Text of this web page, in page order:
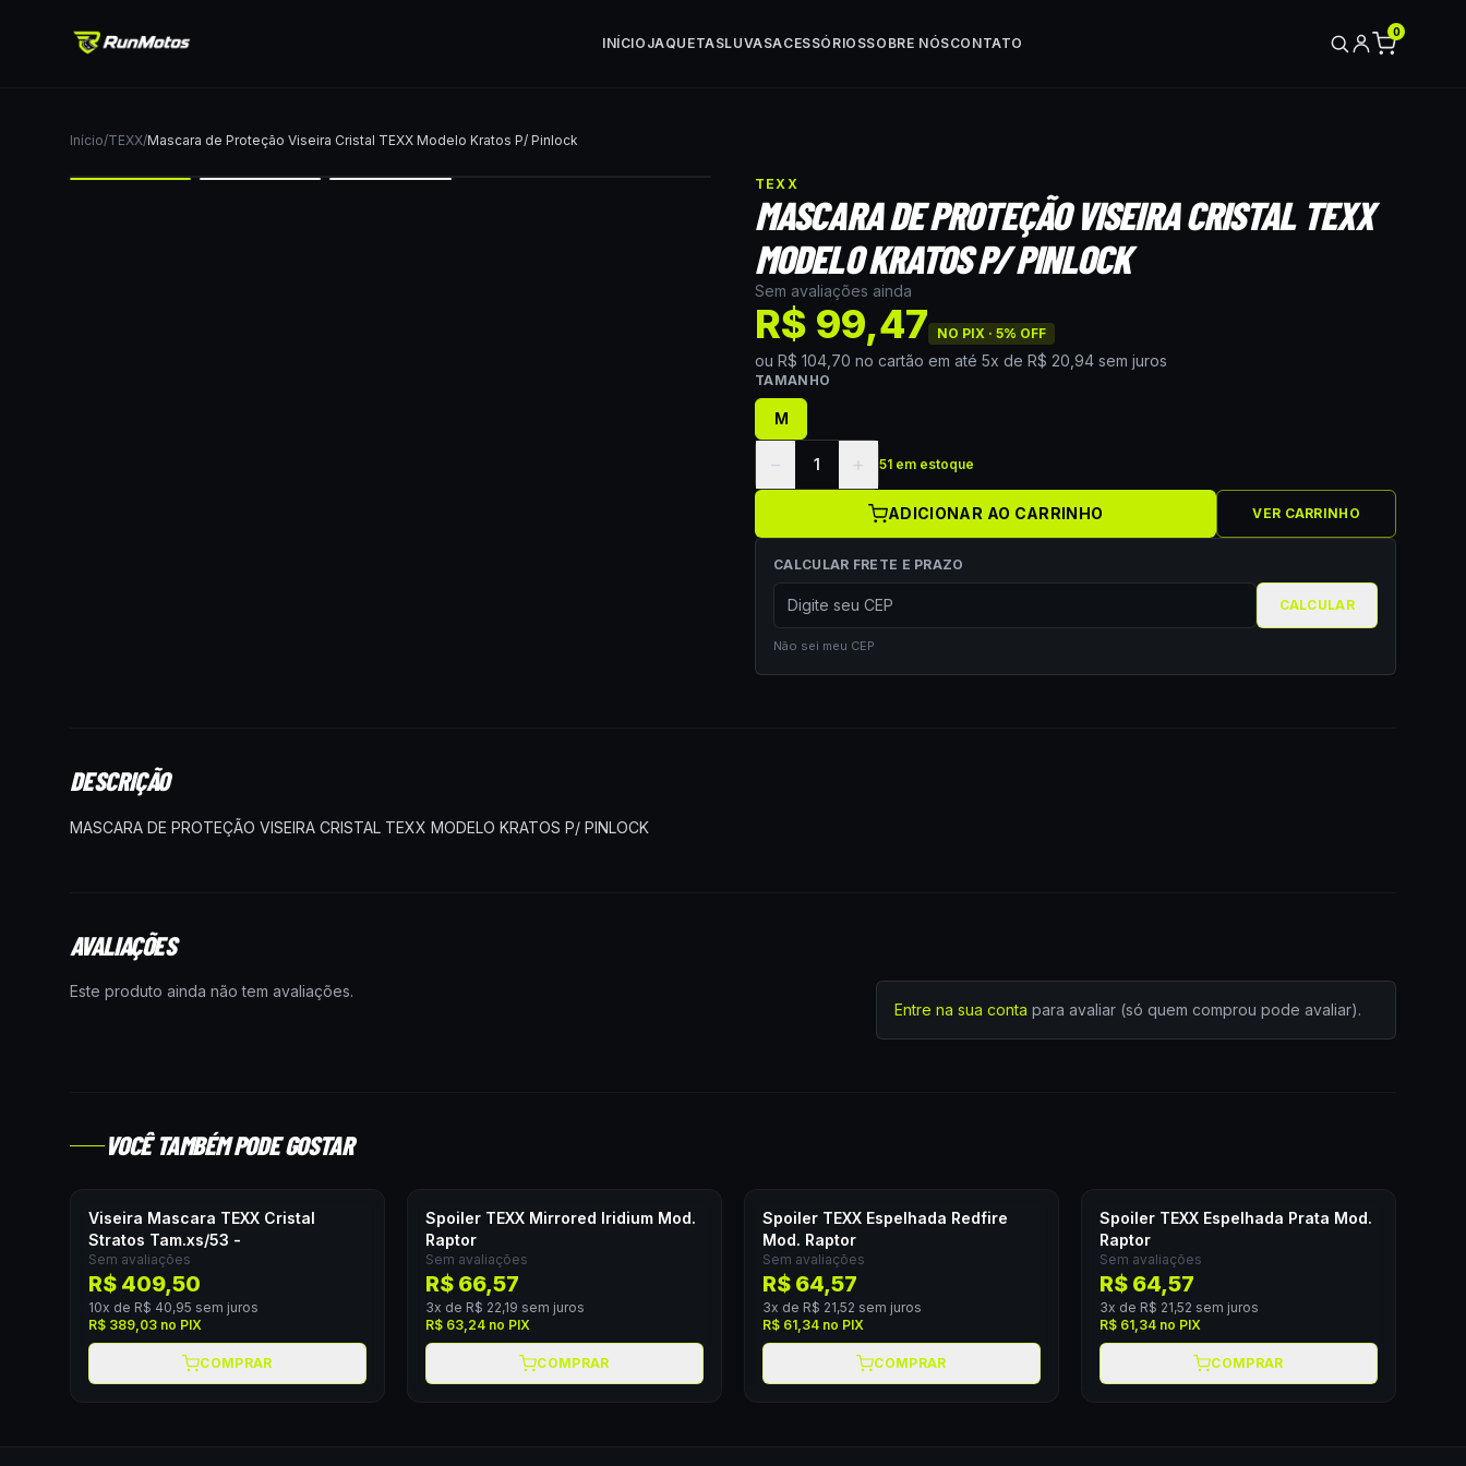
INÍCIO JAQUETASLUVASACESSÓRIOSSOBRE NÓSCONTATO
0
Início/TEXX/Mascara de Proteção Viseira Cristal TEXX Modelo Kratos P/ Pinlock
TEXX
MASCARA DE PROTEÇÃO VISEIRA CRISTAL TEXX
MODELO KRATOS P/ PINLOCK
Sem avaliações ainda
R$ 99,47 NO PIX · 5% OFF
ou R$ 104,70 no cartão em até 5x de R$ 20,94 sem juros
TAMANHO
M
− 1 + 51 em estoque
ADICIONAR AO CARRINHO VER CARRINHO
CALCULAR FRETE E PRAZO
CALCULAR
Não sei meu CEP
DESCRIÇÃO
MASCARA DE PROTEÇÃO VISEIRA CRISTAL TEXX MODELO KRATOS P/ PINLOCK
AVALIAÇÕES
Este produto ainda não tem avaliações.
Entre na sua conta para avaliar (só quem comprou pode avaliar).
VOCÊ TAMBÉM PODE GOSTAR
Viseira Mascara TEXX Cristal
Stratos Tam.xs/53 -
Sem avaliações
R$ 409,50
10x de R$ 40,95 sem juros
R$ 389,03 no PIX
COMPRAR
Spoiler TEXX Mirrored Iridium Mod.
Raptor
Sem avaliações
R$ 66,57
3x de R$ 22,19 sem juros
R$ 63,24 no PIX
COMPRAR
Spoiler TEXX Espelhada Redfire
Mod. Raptor
Sem avaliações
R$ 64,57
3x de R$ 21,52 sem juros
R$ 61,34 no PIX
COMPRAR
Spoiler TEXX Espelhada Prata Mod.
Raptor
Sem avaliações
R$ 64,57
3x de R$ 21,52 sem juros
R$ 61,34 no PIX
COMPRAR